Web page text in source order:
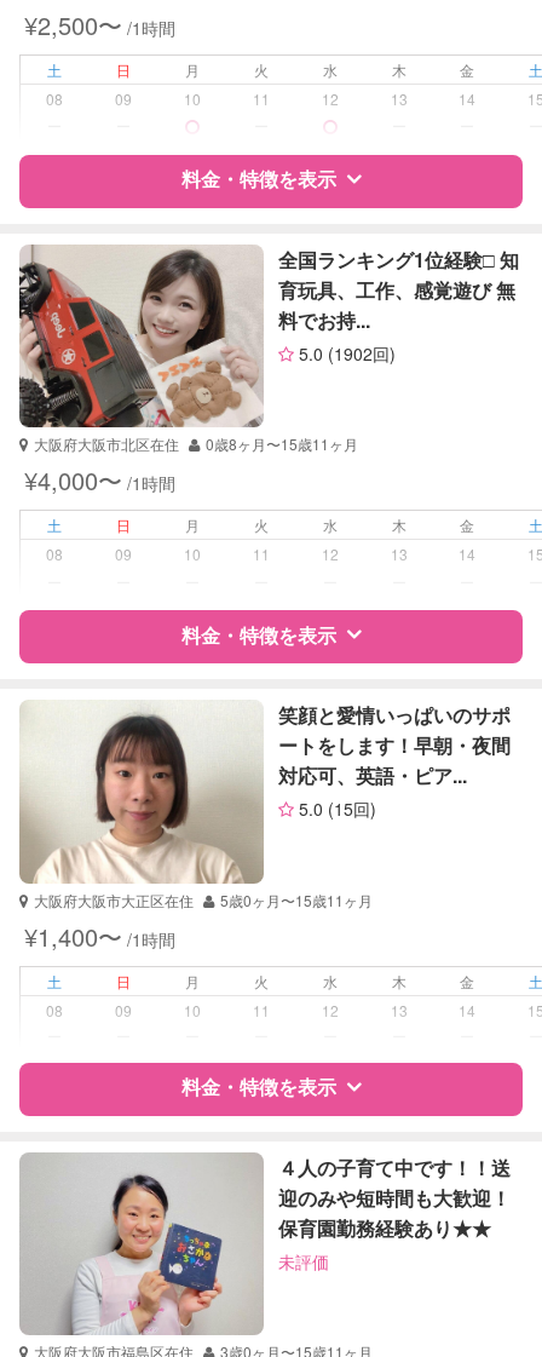
受験対策
学校/塾の補習・宿題
小学生
数学
古文
漢文
小論文
¥2,500〜 /1時間
土 日 月 火 水 木 金
08
09 10 11 12 13 14
料金・特徴を表示
特徴 料金 レビュー
サポートの特徴
資格
企業型割引対象(旧内閣府補助対象)
自治体届出済ベビーシッター
保育士
幼稚園教諭
受験対策 なし
小論文
全国ランキング1位経験□️ 知
育玩具、工作、感覚遊び 無
料でお持...
5.0 (1902回)
大阪府大阪市北区在住 0歳8ヶ月〜15歳11ヶ月
¥4,000〜 /1時間
土 日 月 火 水 木 金
08
09 10 11 12 13 14
料金・特徴を表示
特徴 料金 レビュー
サポートの特徴
自治体届出済ベビーシッター
保育士
幼稚園教諭
受験対策 小学校受験
国語
算数
笑顔と愛情いっぱいのサポ
ートをします！早朝・夜間
対応可、英語・ピア...
5.0 (15回)
大阪府大阪市大正区在住 5歳0ヶ月〜15歳11ヶ月
¥1,400〜 /1時間
土 日 月 火 水 木 金
08
09 10 11 12 13 14
料金・特徴を表示
特徴 料金 レビュー
サポートの特徴
受験対策 大学受験
４人の子育て中です！！送
迎のみや短時間も大歓迎！
保育園勤務経験あり★★
未評価
大阪府大阪市福島区在住 3歳0ヶ月〜15歳11ヶ月